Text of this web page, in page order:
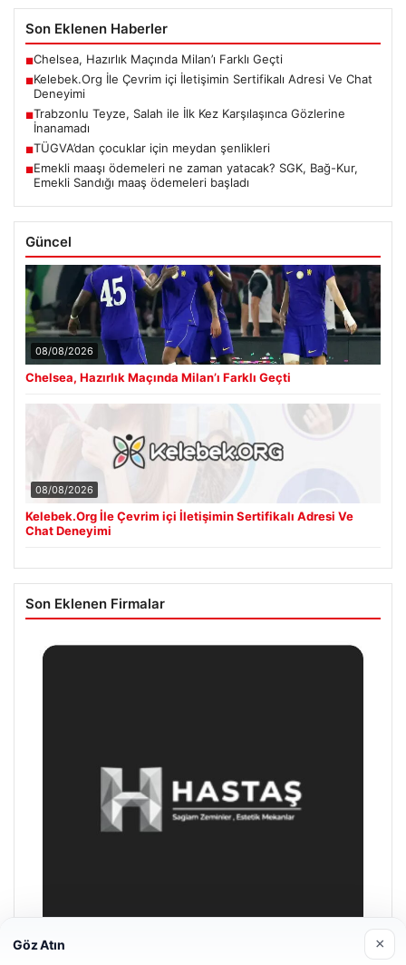
Son Eklenen Haberler
■Chelsea, Hazırlık Maçında Milan’ı Farklı Geçti
■Kelebek.Org İle Çevrim içi İletişimin Sertifikalı Adresi Ve Chat
Deneyimi
■Trabzonlu Teyze, Salah ile İlk Kez Karşılaşınca Gözlerine
İnanamadı
■TÜGVA’dan çocuklar için meydan şenlikleri
■Emekli maaşı ödemeleri ne zaman yatacak? SGK, Bağ-Kur,
Emekli Sandığı maaş ödemeleri başladı
Güncel
08/08/2026
Chelsea, Hazırlık Maçında Milan’ı Farklı Geçti
08/08/2026
Kelebek.Org İle Çevrim içi İletişimin Sertifikalı Adresi Ve
Chat Deneyimi
Son Eklenen Firmalar
Göz Atın ×